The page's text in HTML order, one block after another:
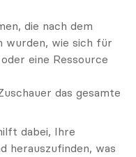
die nach dem
wurden, wie sich für
eine Ressource
das gesamte
dabei, Ihre
herauszufinden, was